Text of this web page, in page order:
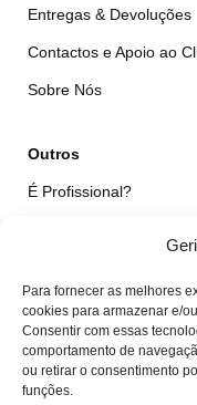
Para fornecer as melhores
cookies para armazenar e/
Consentir com essas
comportamento de
ou retirar o consentimento
funções.
Entregas & Devoluções
Contactos e Apoio ao
Sobre Nós
Outros
É Profissional?
Qualidade das Peças
Minha Conta